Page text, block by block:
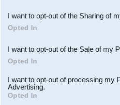
Downstream Participants
third parties.
I want to opt-out of the Sharing of
Opted In
I want to opt-out of the Sale of my
Opted In
I want to opt-out of processing my
Advertising.
Opted In